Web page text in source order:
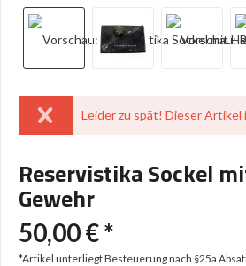
Leider zu spät! Dieser
Reservistika Sockel
Gewehr
50,00 € *
*Artikel unterliegt Besteuerung nach §25a